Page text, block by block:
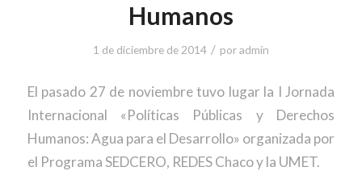
Humanos
1 de diciembre de 2014 / poradmin
El pasado 27 de noviembre tuvo lugar la I Jornada
Internacional «Políticas Públicas y Derechos
Humanos: Agua para el Desarrollo» organizada por
el Programa SEDCERO, REDES Chaco y la UMET.